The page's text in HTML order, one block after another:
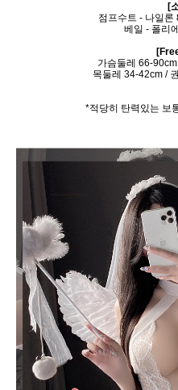
[
점프수트 - 나일
베일 - 폴리
가슴둘레 66-
목둘레 34-42cm /
*적당히 탄력있는 보